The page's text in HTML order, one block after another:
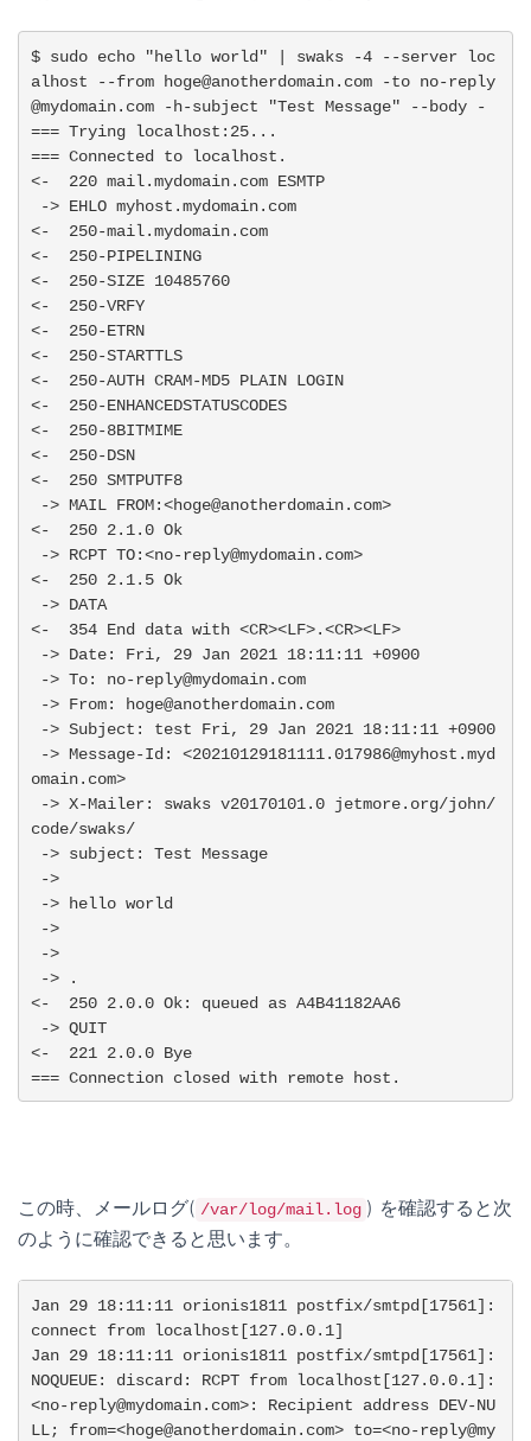
$ sudo echo "hello world" | swaks -4 --server loc
alhost --from hoge@anotherdomain.com -to no-reply
@mydomain.com -h-subject "Test Message" --body -
=== Trying localhost:25...
=== Connected to localhost.
<-  220 mail.mydomain.com ESMTP
<-  250-mail.mydomain.com
<-  250-PIPELINING
<-  250-SIZE 10485760
<-  250-VRFY
<-  250-ETRN
<-  250-STARTTLS
<-  250-AUTH CRAM-MD5 PLAIN LOGIN
<-  250-ENHANCEDSTATUSCODES
<-  250-8BITMIME
<-  250-DSN
<-  250 SMTPUTF8
<-  250 2.1.0 Ok
<-  250 2.1.5 Ok
<-  354 End data with <CR><LF>.<CR><LF>
omain.com>
code/swaks/
<-  250 2.0.0 Ok: queued as A4B41182AA6
<-  221 2.0.0 Bye
=== Connection closed with remote host.
この時、メールログ( /var/log/mail.log ) を確認すると次
のように確認できると思います。
Jan 29 18:11:11 orionis1811 postfix/smtpd[17561]:
connect from localhost[127.0.0.1]
Jan 29 18:11:11 orionis1811 postfix/smtpd[17561]:
NOQUEUE: discard: RCPT from localhost[127.0.0.1]:
<no-reply@mydomain.com>: Recipient address DEV-NU
LL; from=<hoge@anotherdomain.com> to=<no-reply@my